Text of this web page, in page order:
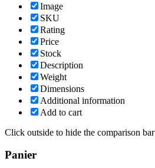
Image
SKU
Rating
Price
Stock
Description
Weight
Dimensions
Additional information
Add to cart
Click outside to hide the comparison bar
Panier